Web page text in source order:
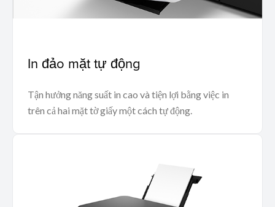
In đảo mặt tự động
Tận hưởng năng suất in cao và tiện lợi bằng việc in
trên cả hai mặt tờ giấy một cách tự động.